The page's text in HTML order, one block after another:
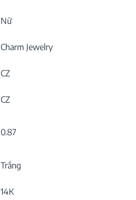
Nữ
Charm Jewelry
CZ
CZ
0.87
Trắng
14K